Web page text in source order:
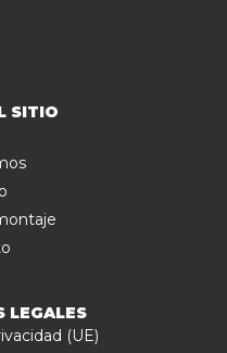
SITIO
LEGALES
(UE)